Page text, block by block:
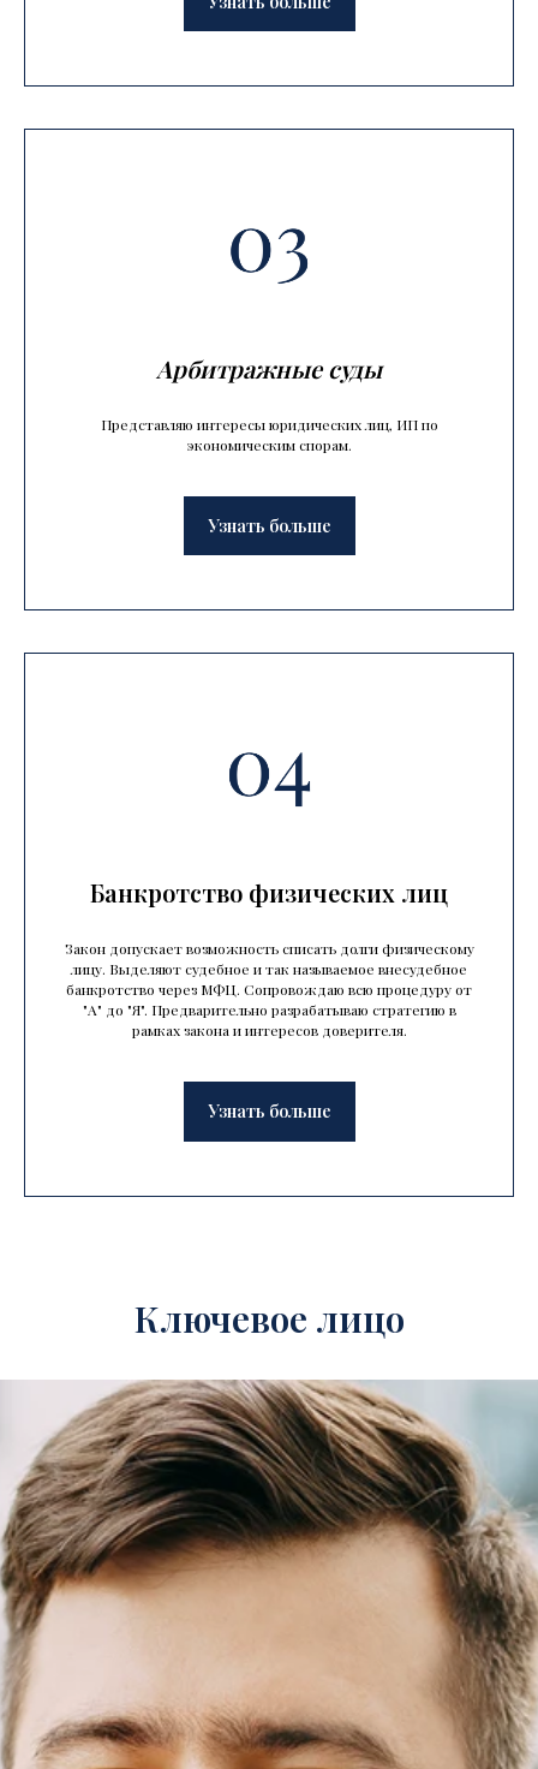
Арбитражные суды
Представляю интересы юридических лиц, ИП по
экономическим спорам.
Узнать больше
Банкротство физических лиц
Закон допускает возможность списать долги физическому
лицу. Выделяют судебное и так называемое внесудебное
банкротство через МФЦ. Сопровождаю всю процедуру от
"А" до "Я". Предварительно разрабатываю стратегию в
рамках закона и интересов доверителя.
Узнать больше
Ключевое лицо